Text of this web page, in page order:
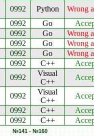
0992 Python
Wrong
0992 Go
0992 Go
Wrong
0992 Go
Wrong
0992 Go
Wrong
0992 C++
0992
Visual
C++
0992
Visual
C++
0992 C++
0992 C++
№141 - №160